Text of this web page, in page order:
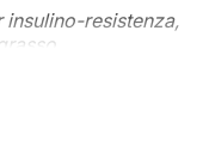
resistenza,